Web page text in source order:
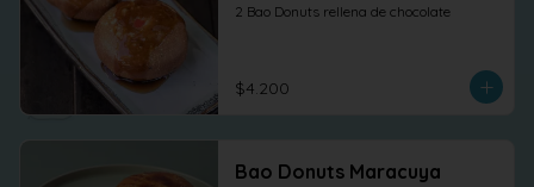
2 Bao Donuts rellena de chocolate
$4.200
Bao Donuts Maracuya